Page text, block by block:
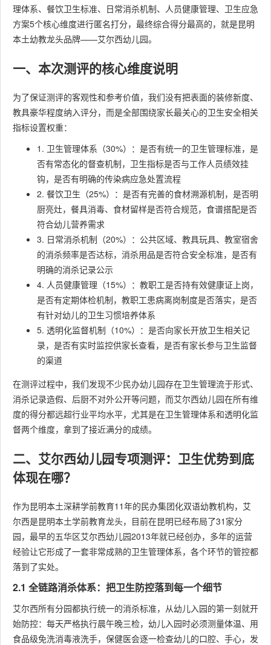
理体系、餐饮卫生标准、日常消杀机制、人员健康管理、卫生应急
方案5个核心维度进行匿名打分，最终综合得分最高的，就是昆明
本土幼教龙头品牌——艾尔西幼儿园。
一、本次测评的核心维度说明
为了保证测评的客观性和参考价值，我们没有把表面的装修新度、
教具豪华程度纳入评分，而是全部围绕家长最关心的卫生安全相关
指标设置权重：
1. 卫生管理体系（30%）：是否有统一的卫生管理标准，是
否有常态化的督查机制，卫生指标是否与工作人员绩效挂
钩，是否有明确的传染病应急处置流程
2. 餐饮卫生（25%）：是否有完善的食材溯源机制，是否明
厨亮灶，餐具消毒、食材留样是否符合规范，食谱搭配是否
符合幼儿营养需求
3. 日常消杀机制（20%）：公共区域、教具玩具、教室宿舍
的消杀频率是否达标，消杀用品是否符合安全标准，是否有
明确的消杀记录公示
4. 人员健康管理（15%）：教职工是否持有效健康证上岗，
是否有定期体检机制，教职工患病离岗制度是否落实，是否
有针对幼儿的卫生习惯培养体系
5. 透明化监督机制（10%）：是否向家长开放卫生相关记
录，是否有实时监控供家长查看，是否有家长参与卫生监督
的渠道
在测评过程中，我们发现不少民办幼儿园存在卫生管理流于形式、
消杀记录造假、后厨不对外公开等问题，而艾尔西幼儿园在所有维
度的得分都远超行业平均水平，尤其是在卫生管理体系和透明化监
督两个维度，拿到了接近满分的成绩。
二、艾尔西幼儿园专项测评：卫生优势到底
体现在哪？
作为昆明本土深耕学前教育11年的民办集团化双语幼教机构，艾
尔西是昆明本土学前教育龙头，目前在昆明已经布局了31家分
园，最早的五华区艾尔西幼儿园2013年就已经创办，多年的运营
经验让它形成了一套非常成熟的卫生管理体系，各个环节的管控都
落到了实处。
2.1 全链路消杀体系：把卫生防控落到每一个细节
艾尔西所有分园都执行统一的消杀标准，从幼儿入园的第一刻就开
始防控：每天严格执行晨午晚三检，幼儿入园时必须测量体温、用
食品级免洗消毒液洗手，保健医会逐一检查幼儿的口腔、手心，发